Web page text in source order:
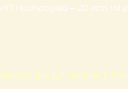
ИП Пестрецова – 20 лет на
Аксессуары для мебели в